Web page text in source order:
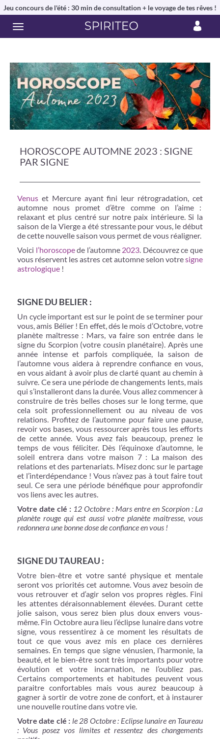
Jeu concours de l'été : 30 min de consultation + le voyage de tes rêves !
HOROSCOPE AUTOMNE 2023 : SIGNE
PAR SIGNE
Venus et Mercure ayant fini leur rétrogradation, cet
automne nous promet d’être comme on l’aime :
relaxant et plus centré sur notre paix intérieure. Si la
saison de la Vierge a été stressante pour vous, le début
de cette nouvelle saison vous permet de vous réaligner.
Voici l’horoscopede l’automne 2023. Découvrez ce que
vous réservent les astres cet automne selon votresigne
astrologique !
SIGNE DU BELIER :
Un cycle important est sur le point de se terminer pour
vous, amis Bélier ! En effet, dés le mois d’Octobre, votre
planète maîtresse : Mars, va faire son entrée dans le
signe du Scorpion (votre cousin planétaire). Après une
année intense et parfois compliquée, la saison de
l’automne vous aidera à reprendre confiance en vous,
en vous aidant à avoir plus de clarté quant au chemin à
suivre. Ce sera une période de changements lents, mais
qui s’installeront dans la durée. Vous allez commencer à
construire de très belles choses sur le long terme, que
cela soit professionnellement ou au niveau de vos
relations. Profitez de l’automne pour faire une pause,
revoir vos bases, vous ressourcer après tous les efforts
de cette année. Vous avez fais beaucoup, prenez le
temps de vous féliciter. Dès l’équinoxe d’automne, le
soleil entrera dans votre maison 7 : La maison des
relations et des partenariats. Misez donc sur le partage
et l’interdépendance ! Vous n’avez pas à tout faire tout
seul. Ce sera une période bénéfique pour approfondir
vos liens avec les autres.
Votre date clé : 12 Octobre : Mars entre en Scorpion : La
planète rouge qui est aussi votre planète maitresse, vous
redonnera une bonne dose de confiance en vous !
SIGNE DU TAUREAU :
Votre bien-être et votre santé physique et mentale
seront vos priorités cet automne. Vous avez besoin de
vous retrouver et d‘agir selon vos propres règles. Fini
les attentes déraisonnablement élevées. Durant cette
jolie saison, vous serez bien plus doux envers vous-
même. Fin Octobre aura lieu l’éclipse lunaire dans votre
signe, vous ressentirez à ce moment les résultats de
tout ce que vous avez mis en place ces dernières
semaines. En temps que signe vénusien, l’harmonie, la
beauté, et le bien-être sont très importants pour votre
évolution et votre incarnation, ne l’oubliez pas.
Certains comportements et habitudes peuvent vous
paraitre confortables mais vous aurez beaucoup à
gagner à sortir de votre zone de confort, et à instaurer
une nouvelle routine dans votre vie.
Votre date clé : le 28 Octobre : Eclipse lunaire en Taureau
: Vous posez vos limites et ressentez des changements